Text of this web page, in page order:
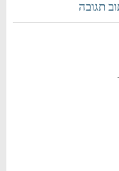
תגובה